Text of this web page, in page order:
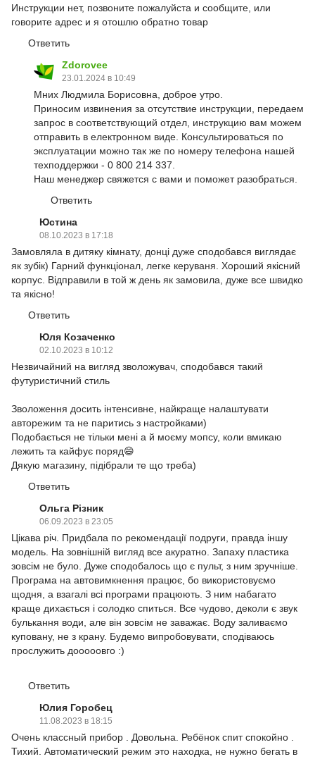
Инструкции нет, позвоните пожалуйста и сообщите, или
говорите адрес и я отошлю обратно товар
Ответить
Zdorovee
23.01.2024 в 10:49
Мних Людмила Борисовна, доброе утро.
Приносим извинения за отсутствие инструкции, передаем
запрос в соответствующий отдел, инструкцию вам можем
отправить в електронном виде. Консультироваться по
эксплуатации можно так же по номеру телефона нашей
техподдержки - 0 800 214 337.
Наш менеджер свяжется с вами и поможет разобраться.
Ответить
Юстина
08.10.2023 в 17:18
Замовляла в дитяку кімнату, донці дуже сподобався виглядає
як зубік) Гарний функціонал, легке керуваня. Хороший якісний
корпус. Відправили в той ж день як замовила, дуже все швидко
та якісно!
Ответить
Юля Козаченко
02.10.2023 в 10:12
Незвичайний на вигляд зволожувач, сподобався такий
футуристичний стиль
Зволоження досить інтенсивне, найкраще налаштувати
авторежим та не паритись з настройками)
Подобається не тільки мені а й моєму мопсу, коли вмикаю
лежить та кайфує поряд😄
Дякую магазину, підібрали те що треба)
Ответить
Ольга Різник
06.09.2023 в 23:05
Цікава річ. Придбала по рекомендації подруги, правда іншу
модель. На зовнішній вигляд все акуратно. Запаху пластика
зовсім не було. Дуже сподобалось що є пульт, з ним зручніше.
Програма на автовимкнення працює, бо використовуємо
щодня, а взагалі всі програми працюють. З ним набагато
краще дихається і солодко спиться. Все чудово, деколи є звук
булькання води, але він зовсім не заважає. Воду заливаємо
куповану, не з крану. Будемо випробовувати, сподіваюсь
прослужить дооооовго :)
Ответить
Юлия Горобец
11.08.2023 в 18:15
Очень классный прибор . Довольна. Ребёнок спит спокойно .
Тихий. Автоматический режим это находка, не нужно бегать в